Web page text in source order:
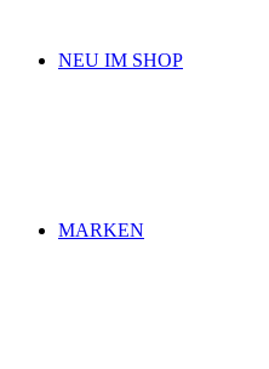
NEU IM SHOP
MARKEN